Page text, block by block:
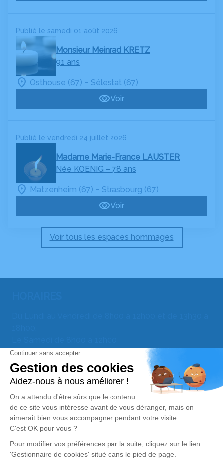
Publié le samedi 01 août 2026
Monsieur Meinrad KRETZ
91 ans
Osthouse (67) – Sélestat (67)
Voir
Publié le vendredi 24 juillet 2026
Madame Marie-France LAUSTER
Née KOENIG – 78 ans
Matzenheim (67) – Strasbourg (67)
Voir
Voir tous les espaces hommages
INFORMATIONS
1 rue Saint Léonard
* parking gratuit
03 88 74 43 78
contact@pompes-funebres-utter.fr